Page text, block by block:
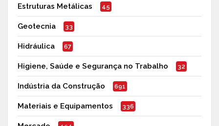
Estruturas Metálicas 45
Geotecnia 33
Hidráulica 67
Higiene, Saúde e Segurança no Trabalho 32
Indústria da Construção 691
Materiais e Equipamentos 336